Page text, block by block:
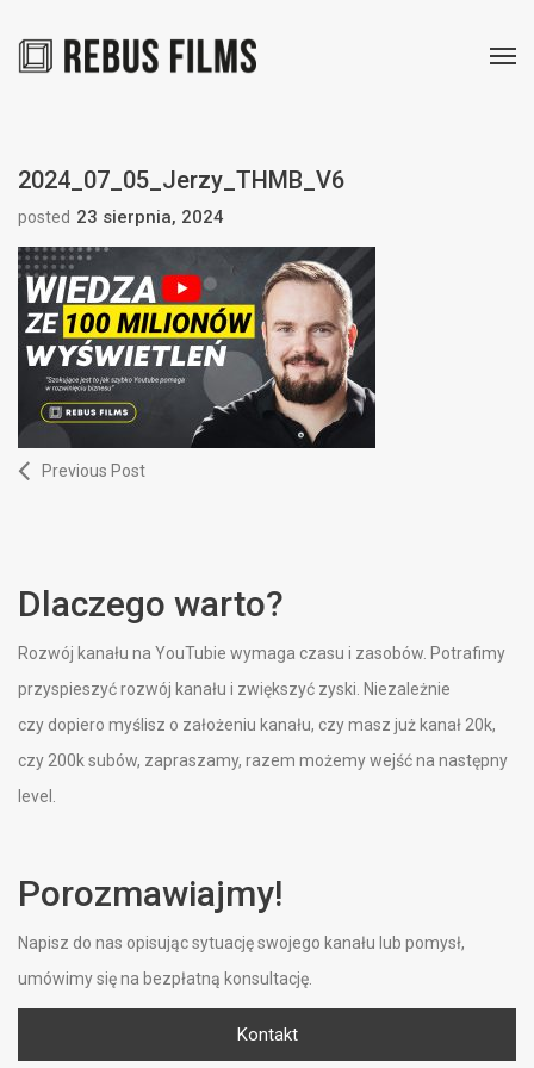
2024_07_05_Jerzy_THMB_V6
posted 23 sierpnia, 2024
Previous Post
Dlaczego warto?
Rozwój kanału na YouTubie wymaga czasu i zasobów. Potrafimy
przyspieszyć rozwój kanału i zwiększyć zyski. Niezależnie
czy dopiero myślisz o założeniu kanału, czy masz już kanał 20k,
czy 200k subów, zapraszamy, razem możemy wejść na następny
level.
Porozmawiajmy!
Napisz do nas opisując sytuację swojego kanału lub pomysł,
umówimy się na bezpłatną konsultację.
Kontakt